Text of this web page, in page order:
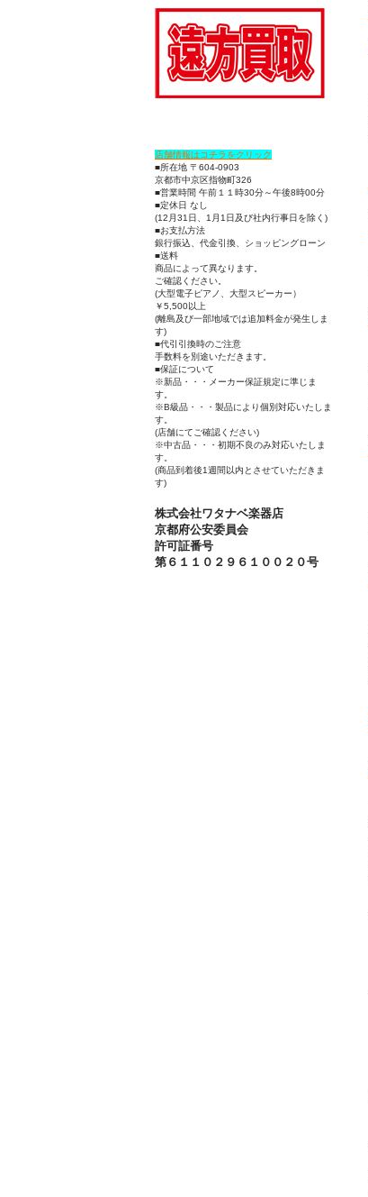
店舗情報はコチラをクリック
■所在地 〒604-0903
京都市中京区指物町326
■営業時間 午前１１時30分～午後8時00分
■定休日 なし
(12月31日、1月1日及び社内行事日を除く)
■お支払方法
銀行振込、代金引換、ショッピングローン
■送料
商品によって異なります。
ご確認ください。
(大型電子ピアノ、大型スピーカー）
￥5,500以上
(離島及び一部地域では追加料金が発生しま
す)
■代引引換時のご注意
手数料を別途いただきます。
■保証について
※新品・・・メーカー保証規定に準じま
す。
※B級品・・・製品により個別対応いたしま
す。
(店舗にてご確認ください)
※中古品・・・初期不良のみ対応いたしま
す。
(商品到着後1週間以内とさせていただきま
す)
株式会社ワタナベ楽器店
京都府公安委員会
許可証番号
第６１１０２９６１００２０号